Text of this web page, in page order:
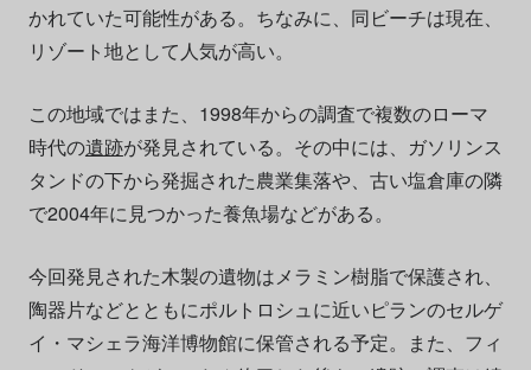
かれていた可能性がある。ちなみに、同ビーチは現在、
リゾート地として人気が高い。
この地域ではまた、1998年からの調査で複数のローマ
時代の遺跡が発見されている。その中には、ガソリンス
タンドの下から発掘された農業集落や、古い塩倉庫の隣
で2004年に見つかった養魚場などがある。
今回発見された木製の遺物はメラミン樹脂で保護され、
陶器片などとともにポルトロシュに近いピランのセルゲ
イ・マシェラ海洋博物館に保管される予定。また、フィ